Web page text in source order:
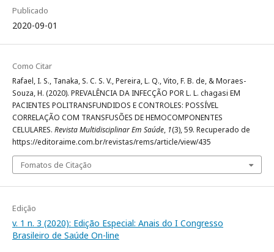
Publicado
2020-09-01
Como Citar
Rafael, I. S., Tanaka, S. C. S. V., Pereira, L. Q., Vito, F. B. de, & Moraes-
Souza, H. (2020). PREVALÊNCIA DA INFECÇÃO POR L. L. chagasi EM
PACIENTES POLITRANSFUNDIDOS E CONTROLES: POSSÍVEL
CORRELAÇÃO COM TRANSFUSÕES DE HEMOCOMPONENTES
CELULARES. Revista Multidisciplinar Em Saúde, 1(3), 59. Recuperado de
https://editoraime.com.br/revistas/rems/article/view/435
Fomatos de Citação
Edição
v. 1 n. 3 (2020): Edição Especial: Anais do I Congresso
Brasileiro de Saúde On-line